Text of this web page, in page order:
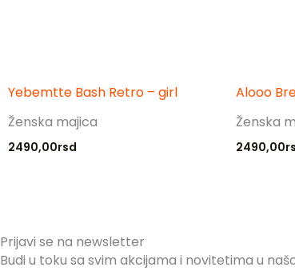
Yebemtte Bash Retro – girl
Ženska majica
2490,00rsd
Alooo
Ženska
2490,00
Prijavi se na newsletter
Budi u toku sa svim akcijama i novitetima u